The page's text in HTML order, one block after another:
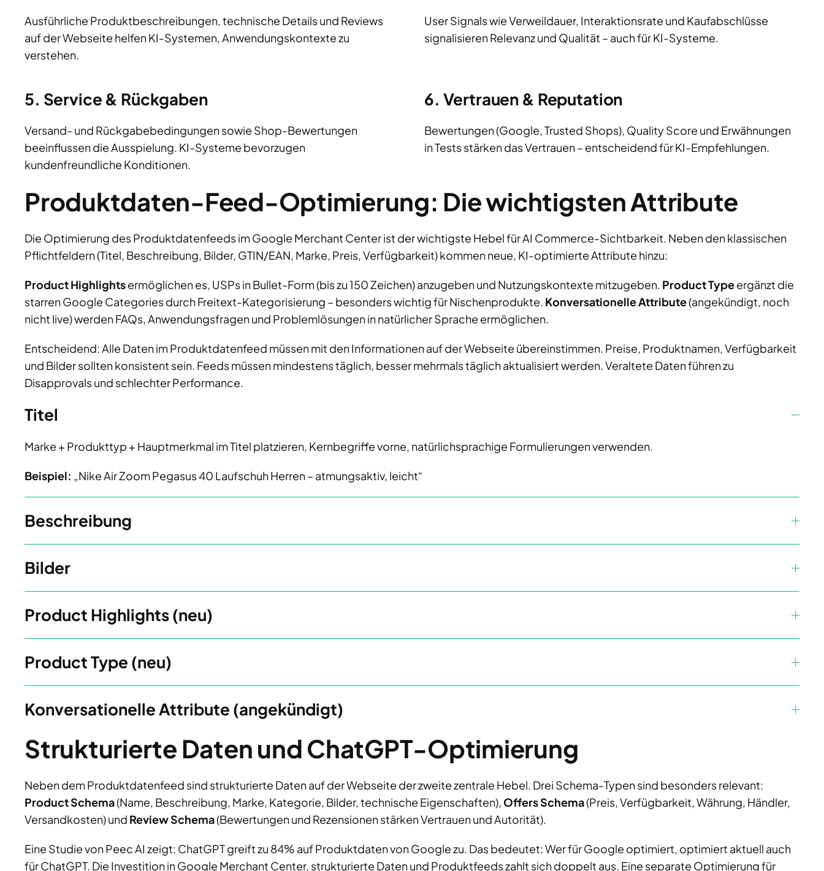
Ausführliche Produktbeschreibungen, technische Details und Reviews
auf der Webseite helfen KI-Systemen, Anwendungskontexte zu
verstehen.
User Signals wie Verweildauer, Interaktionsrate und Kaufabschlüsse
signalisieren Relevanz und Qualität – auch für KI-Systeme.
5. Service & Rückgaben
Versand- und Rückgabebedingungen sowie Shop-Bewertungen
beeinflussen die Ausspielung. KI-Systeme bevorzugen
kundenfreundliche Konditionen.
6. Vertrauen & Reputation
Bewertungen (Google, Trusted Shops), Quality Score und Erwähnungen
in Tests stärken das Vertrauen – entscheidend für KI-Empfehlungen.
Produktdaten-Feed-Optimierung: Die wichtigsten Attribute
Die Optimierung des Produktdatenfeeds im Google Merchant Center ist der wichtigste Hebel für AI Commerce-Sichtbarkeit. Neben den klassischen
Pflichtfeldern (Titel, Beschreibung, Bilder, GTIN/EAN, Marke, Preis, Verfügbarkeit) kommen neue, KI-optimierte Attribute hinzu:
Product Highlightsermöglichen es, USPs in Bullet-Form (bis zu 150 Zeichen) anzugeben und Nutzungskontexte mitzugeben. Product Typeergänzt die
starren Google Categories durch Freitext-Kategorisierung – besonders wichtig für Nischenprodukte. Konversationelle Attribute(angekündigt, noch
nicht live) werden FAQs, Anwendungsfragen und Problemlösungen in natürlicher Sprache ermöglichen.
Entscheidend: Alle Daten im Produktdatenfeed müssen mit den Informationen auf der Webseite übereinstimmen. Preise, Produktnamen, Verfügbarkeit
und Bilder sollten konsistent sein. Feeds müssen mindestens täglich, besser mehrmals täglich aktualisiert werden. Veraltete Daten führen zu
Disapprovals und schlechter Performance.
Titel
Marke + Produkttyp + Hauptmerkmal im Titel platzieren, Kernbegriffe vorne, natürlichsprachige Formulierungen verwenden.
Beispiel: „Nike Air Zoom Pegasus 40 Laufschuh Herren – atmungsaktiv, leicht“
Beschreibung
Bilder
Product Highlights (neu)
Product Type (neu)
Konversationelle Attribute (angekündigt)
Strukturierte Daten und ChatGPT-Optimierung
Neben dem Produktdatenfeed sind strukturierte Daten auf der Webseite der zweite zentrale Hebel. Drei Schema-Typen sind besonders relevant:
Product Schema(Name, Beschreibung, Marke, Kategorie, Bilder, technische Eigenschaften), Offers Schema(Preis, Verfügbarkeit, Währung, Händler,
Versandkosten) und Review Schema(Bewertungen und Rezensionen stärken Vertrauen und Autorität).
Eine Studie von Peec AI zeigt: ChatGPT greift zu 84% auf Produktdaten von Google zu. Das bedeutet: Wer für Google optimiert, optimiert aktuell auch
für ChatGPT. Die Investition in Google Merchant Center, strukturierte Daten und Produktfeeds zahlt sich doppelt aus. Eine separate Optimierung für